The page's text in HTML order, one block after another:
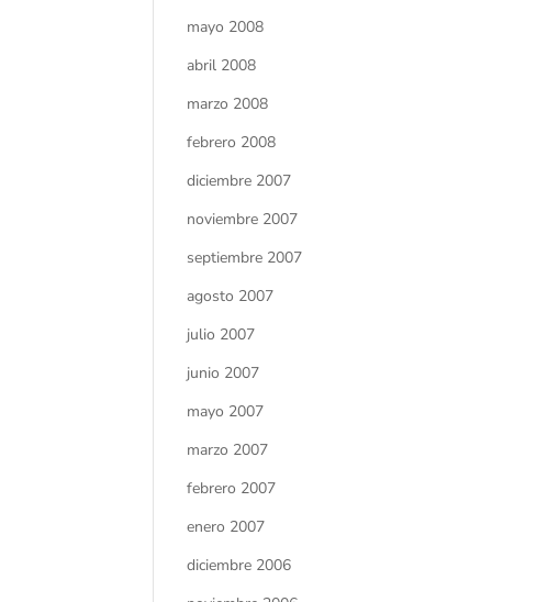
mayo 2008
abril 2008
marzo 2008
febrero 2008
diciembre 2007
noviembre 2007
septiembre 2007
agosto 2007
julio 2007
junio 2007
mayo 2007
marzo 2007
febrero 2007
enero 2007
diciembre 2006